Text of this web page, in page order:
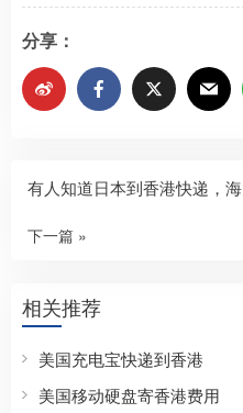
分享：
有人知道日本到香港快递，
下一篇 »
相关推荐
美国充电宝快递到香港
美国移动硬盘寄香港费用